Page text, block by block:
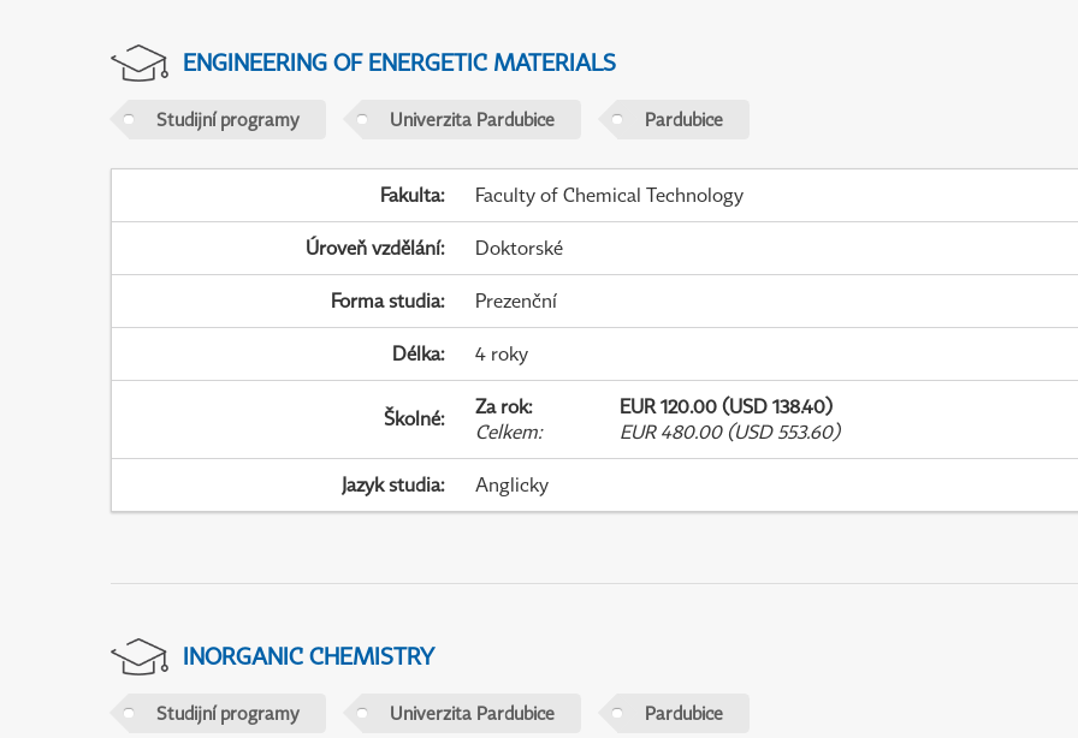
ENGINEERING OF ENERGETIC MATERIALS
Studijní programy Univerzita Pardubice Pardubice
Fakulta: Faculty of Chemical Technology
Úroveň vzdělání: Doktorské
Forma studia: Prezenční
Délka: 4 roky
Školné: Za rok:
EUR 120.00 (USD 138.40)
Celkem: EUR 480.00 (USD 553.60)
Jazyk studia: Anglicky
INORGANIC CHEMISTRY
Studijní programy Univerzita Pardubice Pardubice